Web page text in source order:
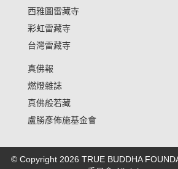
西雅圖雷藏寺
彩虹雷藏寺
台灣雷藏寺
真佛報
燃燈雜誌
真佛般若藏
盧勝彥佈施基金會
© Copyright 2026 TRUE BUDDHA